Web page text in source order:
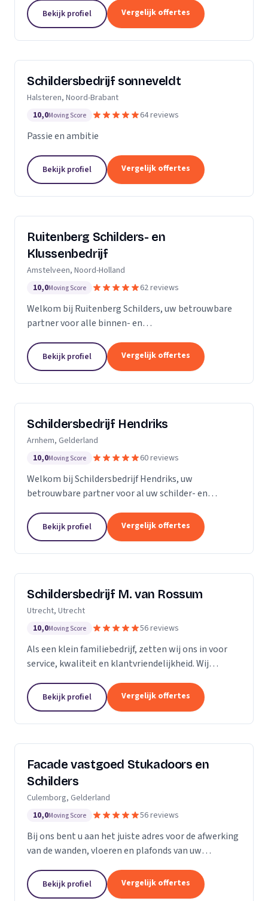
Dan bent u aan het juiste adres.Ik heb al meerdere
jaren ervaring zowel als...
Bekijk profiel Vergelijk offertes
Schildersbedrijf sonneveldt
Halsteren, Noord-Brabant
10,0Moving Score 64 reviews
Passie en ambitie
Bekijk profiel Vergelijk offertes
Ruitenberg Schilders- en
Klussenbedrijf
Amstelveen, Noord-Holland
10,0Moving Score 62 reviews
Welkom bij Ruitenberg Schilders, uw betrouwbare
partner voor alle binnen- en
een gevestigde naam in de provincie Noord-Holland,
met een bijzondere...
Bekijk profiel Vergelijk offertes
Schildersbedrijf Hendriks
Arnhem, Gelderland
10,0Moving Score 60 reviews
Welkom bij Schildersbedrijf Hendriks, uw
betrouwbare partner voor al uw schilder- en
de branche, onderscheiden we ons door onze
expertise en toewijding...
Bekijk profiel Vergelijk offertes
Schildersbedrijf M. van Rossum
Utrecht, Utrecht
10,0Moving Score 56 reviews
Als een klein familiebedrijf, zetten wij ons in voor
service, kwaliteit en klantvriendelijkheid. Wij
eigenaren als zakelijke klanten. Onze...
Bekijk profiel Vergelijk offertes
Facade vastgoed Stukadoors en
Schilders
Culemborg, Gelderland
10,0Moving Score 56 reviews
Bij ons bent u aan het juiste adres voor de afwerking
van de wanden, vloeren en plafonds van uw
met ons team pakken we dan ook de klus vakkundig
aan...
Bekijk profiel Vergelijk offertes